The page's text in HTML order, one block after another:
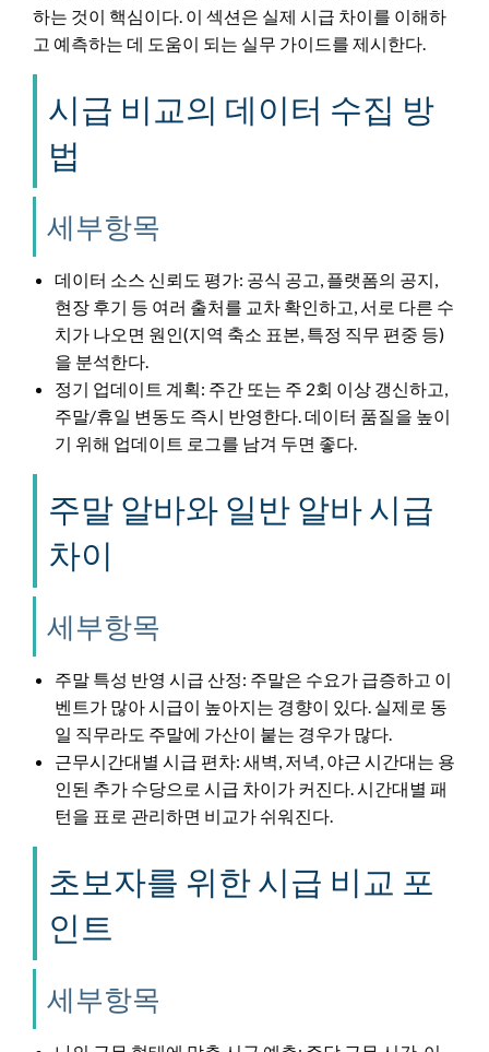
하는 것이 핵심이다. 이 섹션은 실제 시급 차이를 이해하
고 예측하는 데 도움이 되는 실무 가이드를 제시한다.
시급 비교의 데이터 수집 방
법
세부항목
데이터 소스 신뢰도 평가: 공식 공고, 플랫폼의 공지,
현장 후기 등 여러 출처를 교차 확인하고, 서로 다른 수
치가 나오면 원인(지역 축소 표본, 특정 직무 편중 등)
을 분석한다.
정기 업데이트 계획: 주간 또는 주 2회 이상 갱신하고,
주말/휴일 변동도 즉시 반영한다. 데이터 품질을 높이
기 위해 업데이트 로그를 남겨 두면 좋다.
주말 알바와 일반 알바 시급
차이
세부항목
주말 특성 반영 시급 산정: 주말은 수요가 급증하고 이
벤트가 많아 시급이 높아지는 경향이 있다. 실제로 동
일 직무라도 주말에 가산이 붙는 경우가 많다.
근무시간대별 시급 편차: 새벽, 저녁, 야근 시간대는 용
인된 추가 수당으로 시급 차이가 커진다. 시간대별 패
턴을 표로 관리하면 비교가 쉬워진다.
초보자를 위한 시급 비교 포
인트
세부항목